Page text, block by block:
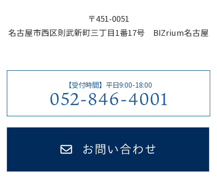
〒451-0051
名古屋市西区則武新町三丁目1番17号 BIZrium名古屋
【受付時間】平日9:00-18:00
052-846-4001